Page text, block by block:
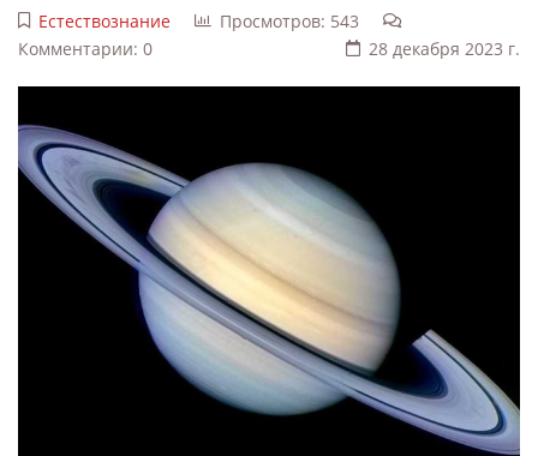
Естествознание
Просмотров: 543
Комментарии: 0
28 декабря 2023 г.